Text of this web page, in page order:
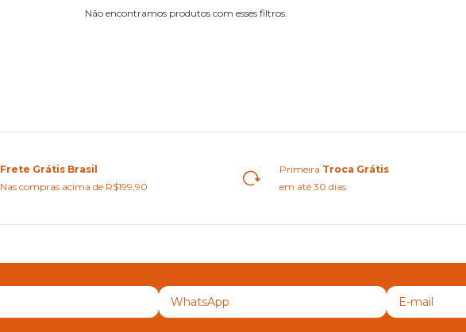
Não encontramos produtos com esses filtros.
Frete Grátis Brasil
Nas compras acima de R$199,90
Primeira Troca Grátis
em até 30 dias